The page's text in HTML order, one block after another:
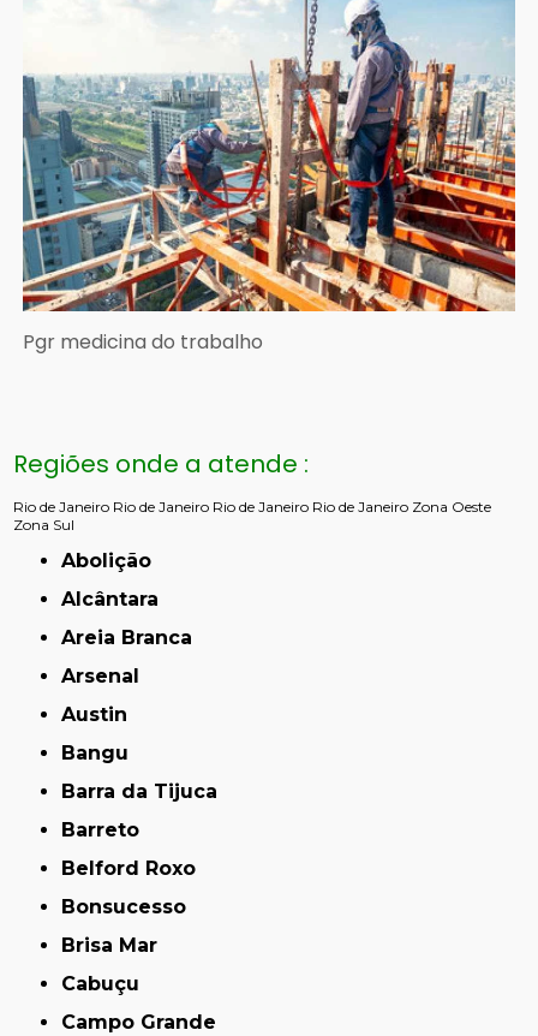
Pgr medicina do trabalho
Regiões onde a atende :
Rio de Janeiro Rio de Janeiro Rio de Janeiro Rio de Janeiro Zona Oeste
Zona Sul
Abolição
Alcântara
Areia Branca
Arsenal
Austin
Bangu
Barra da Tijuca
Barreto
Belford Roxo
Bonsucesso
Brisa Mar
Cabuçu
Campo Grande